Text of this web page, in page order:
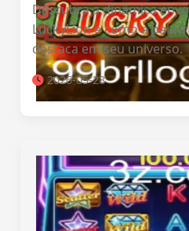
Descubra a dinâmica
LuckyLion e como a
destaca em seu universo.
2026-05-28